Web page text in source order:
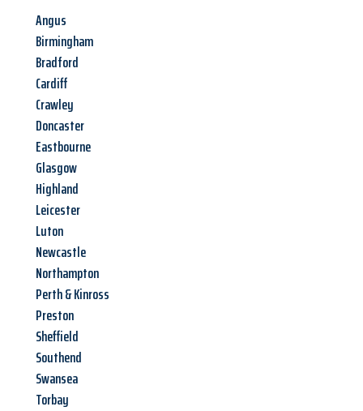
Angus
Birmingham
Bradford
Cardiff
Crawley
Doncaster
Eastbourne
Glasgow
Highland
Leicester
Luton
Newcastle
Northampton
Perth & Kinross
Preston
Sheffield
Southend
Swansea
Torbay